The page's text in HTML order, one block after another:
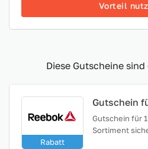
Vorteil
Diese Gutscheine
Rabatt
Gutschein
Gutschein für
Sortiment